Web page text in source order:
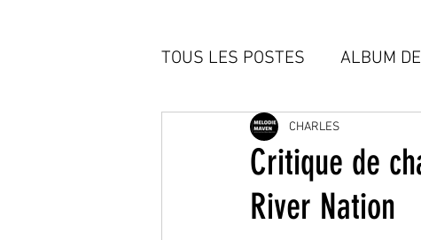
TOUS LES POSTES ALBUM
Critique de
River Nation
CHARLES